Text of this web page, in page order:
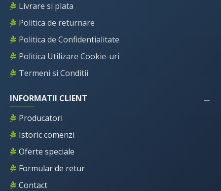
Livrare si plata
Politica de returnare
Politica de Confidentialitate
Politica Utilizare Cookie-uri
Termeni si Conditii
INFORMATII CLIENT
Producatori
Istoric comenzi
Oferte speciale
Formular de retur
Contact